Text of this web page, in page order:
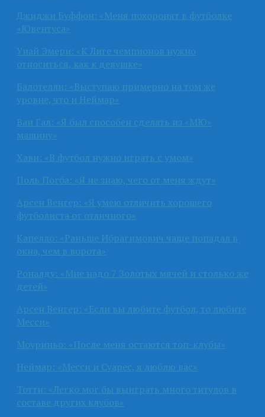
Джиджи Буффон: «Меня похоронят в футболке
«Ювентуса»
Унай Эмери: «К Лиге чемпионов нужно
относиться, как к девушке»
Балотелли: «Выступаю примерно на том же
уровне, что и Неймар»
Ван Гал: «Я был способен сделать из «МЮ»
машину»
Хави: «В футбол нужно играть с умом»
Поль Погба: «Я не знаю, чего от меня ждут»
Арсен Венгер: «Я умею отличить хорошего
футболиста от отличного»
Капелло: «Раньше Ибрагимович чаще попадал в
окна, чем в ворота»
Роналду: «Мне надо 7 Золотых мячей и столько же
детей»
Арсен Венгер: «Если вы любите футбол, то любите
Месси»
Моуриньо: «После меня остаются топ-клубы»
Неймар: «Месси и Суарес, я люблю вас»
Тотти: «Легко мог бы выиграть много титулов в
составе других клубов»